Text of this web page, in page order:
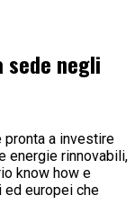
sede negli
pronta a investire
energie rinnovabili,
know how e
ed europei che